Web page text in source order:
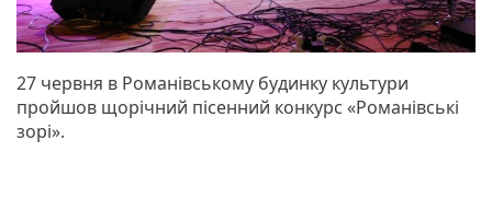
27 червня в Романівському будинку культури
пройшов щорічний пісенний конкурс «Романівські
зорі».